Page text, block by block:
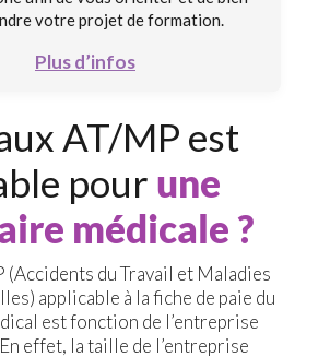
votre projet de formation.
Plus d’infos
AT/MP est
pour une
médicale ?
(Accidents du Travail et Maladies
applicable à la fiche de paie du
est fonction de l’entreprise
effet, la taille de l’entreprise